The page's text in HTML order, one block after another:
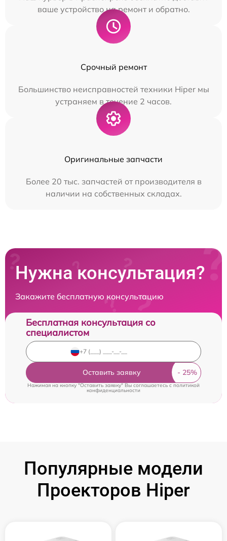
ваше устройство на ремонт и обратно.
Срочный ремонт
Большинство неисправностей техники Hiper мы
устраняем в течение 2 часов.
Оригинальные запчасти
Более 20 тыс. запчастей от производителя в
наличии на собственных складах.
Нужна консультация?
Закажите бесплатную консультацию
Бесплатная консультация со
специалистом
Оставить заявку
Нажимая на кнопку "Оставить заявку" Вы соглашаетесь cполитикой
конфиденциальности
Популярные модели
Проекторов Hiper